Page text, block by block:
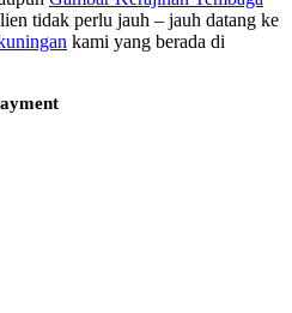
tidak perlu jauh – jauh datang ke
kami yang berada di